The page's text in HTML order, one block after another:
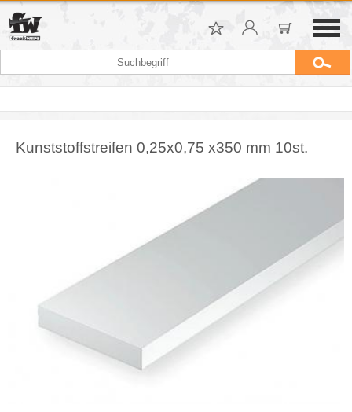
Kunststoffstreifen 0,25x0,75 x350 mm 10st.